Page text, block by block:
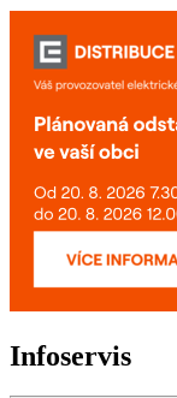
Infoservis